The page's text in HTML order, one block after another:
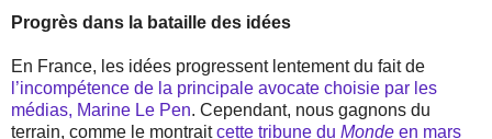
Progrès dans la bataille des idées
En France, les idées progressent lentement du fait de
l’incompétence de la principale avocate choisie par les
médias, Marine Le Pen. Cependant, nous gagnons du
terrain, comme le montraitcette tribune du Monde en mars